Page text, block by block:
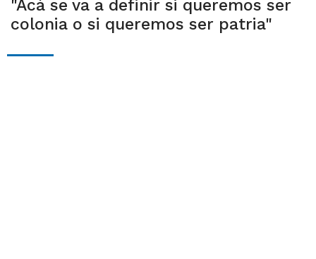
"Acá se va a definir si queremos ser
colonia o si queremos ser patria"